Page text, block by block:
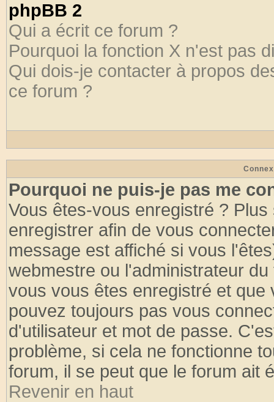
phpBB 2
Qui a écrit ce forum ?
Pourquoi la fonction X n'est pas
Qui dois-je contacter à propos
ce forum ?
Pourquoi ne puis-je pas me
Vous êtes-vous enregistré ?
enregistrer afin de vous
message est affiché si vous
webmestre ou l'administrateur
vous vous êtes enregistré et
pouvez toujours pas vous
d'utilisateur et mot de passe.
problème, si cela ne fonctionne
forum, il se peut que le forum ait
Revenir en haut